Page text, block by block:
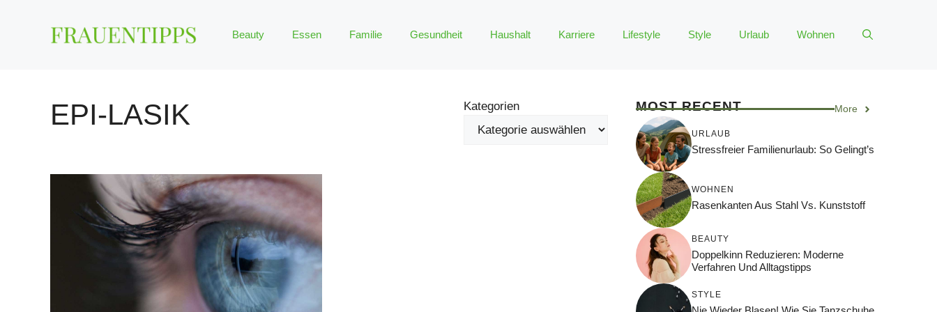
Beauty Essen Familie Gesundheit Haushalt Karriere Lifestyle Style Urlaub Wohnen
EPI-LASIK Kategorien MOST RECENT More
URLAUB
Stressfreier Familienurlaub: So Gelingt’s
WOHNEN
Rasenkanten Aus Stahl Vs. Kunststoff
BEAUTY
Doppelkinn Reduzieren: Moderne
Verfahren Und Alltagstipps
STYLE